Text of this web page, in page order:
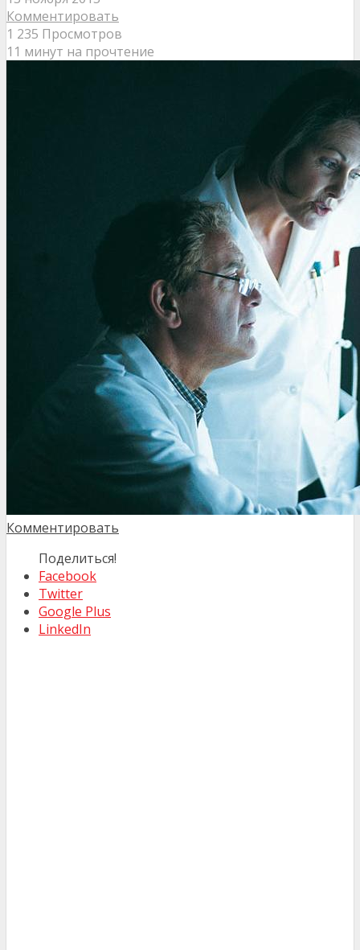
Комментировать
1 235 Просмотров
11 минут на прочтение
Комментировать
Поделиться!
Facebook
Twitter
Google Plus
LinkedIn